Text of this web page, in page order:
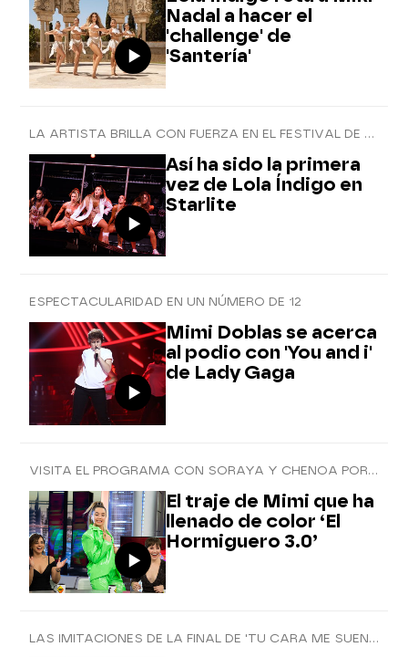
Nadal a hacer el
'challenge' de
'Santería'
LA ARTISTA BRILLA CON FUERZA EN EL FESTIVAL DE LAS ESTRELLAS
Así ha sido la primera
vez de Lola Índigo en
Starlite
ESPECTACULARIDAD EN UN NÚMERO DE 12
Mimi Doblas se acerca
al podio con 'You and i'
de Lady Gaga
VISITA EL PROGRAMA CON SORAYA Y CHENOA POR LA FINAL DE ‘TCMS’
El traje de Mimi que ha
llenado de color ‘El
Hormiguero 3.0’
LAS IMITACIONES DE LA FINAL DE 'TU CARA ME SUENA'